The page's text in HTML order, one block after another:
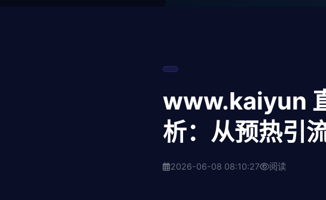
www.kaiyun
析：从预热引
2026-06-08 08:10:27 阅读